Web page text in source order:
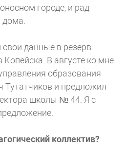
городе, и рад
дома.
свои данные в резерв
Копейска. В августе ко мне
образования
Тутатчиков и предложил
школы № 44. Я с
коллектив?